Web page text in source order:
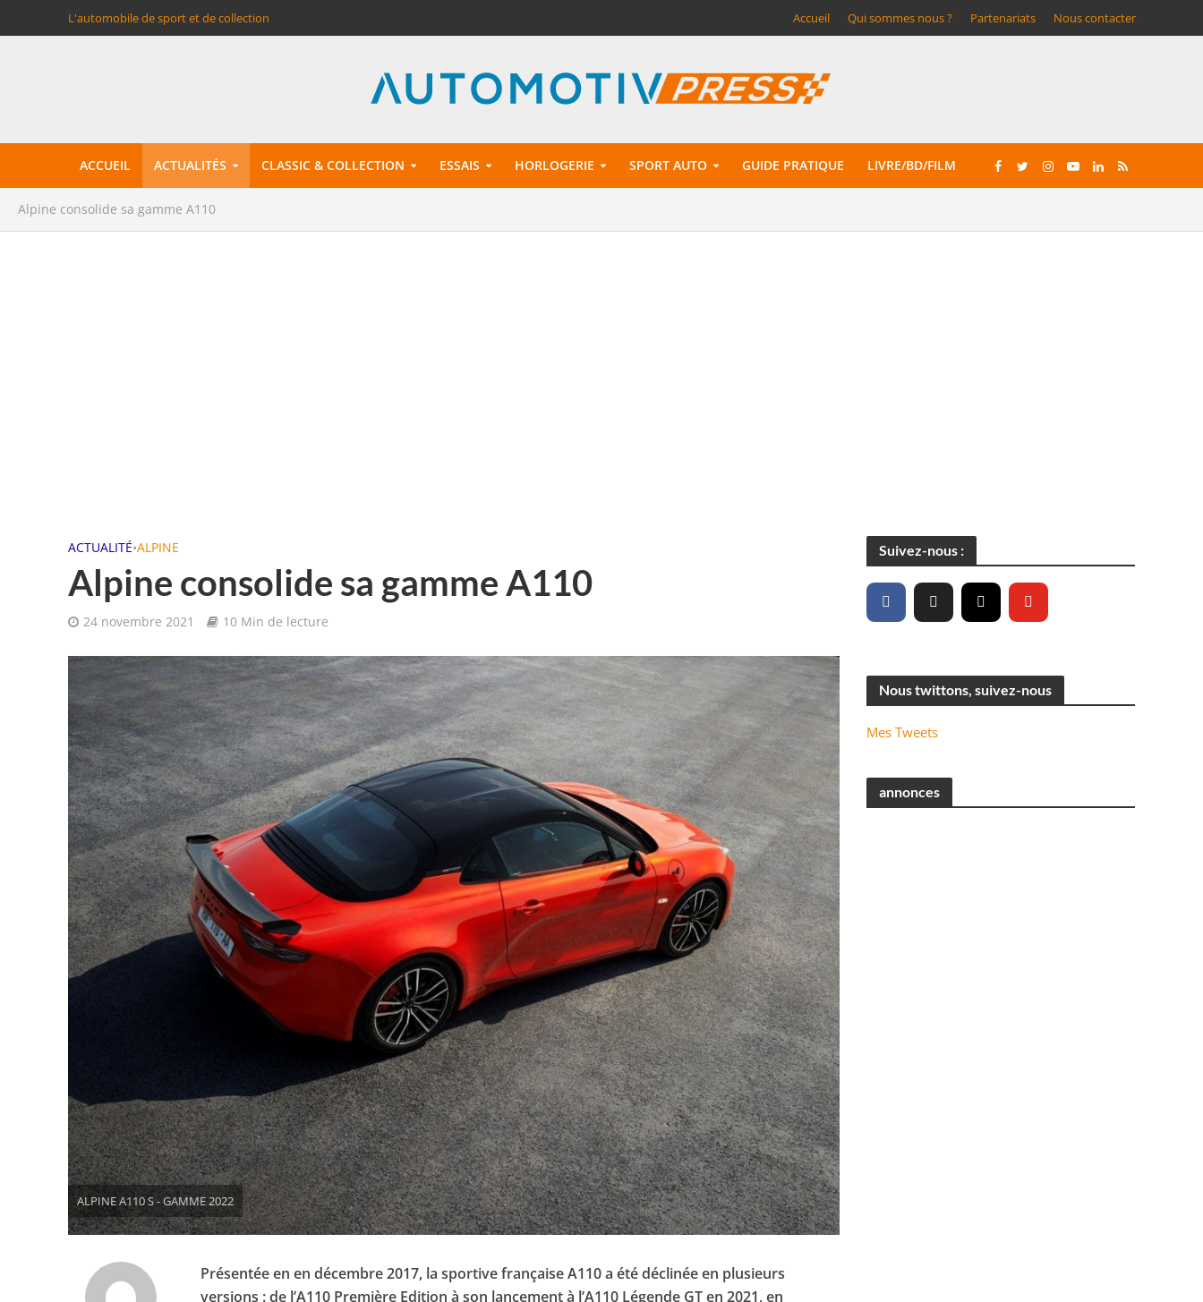
L'automobile de sport et de collection Accueil Qui sommes nous ? Partenariats Nous contacter
ACCUEIL ACTUALITÉS CLASSIC & COLLECTION ESSAIS HORLOGERIE SPORT AUTO GUIDE PRATIQUE LIVRE/BD/FILM
Alpine consolide sa gamme A110
ACTUALITÉ•ALPINE
Alpine consolide sa gamme A110
24 novembre 2021 10 Min de lecture
ALPINE A110 S - GAMME 2022
Présentée en en décembre 2017, la sportive française A110 a été déclinée en plusieurs
versions : de l’A110 Première Edition à son lancement à l’A110 Légende GT en 2021, en
Suivez-nous :
Nous twittons, suivez-nous
Mes Tweets
annonces